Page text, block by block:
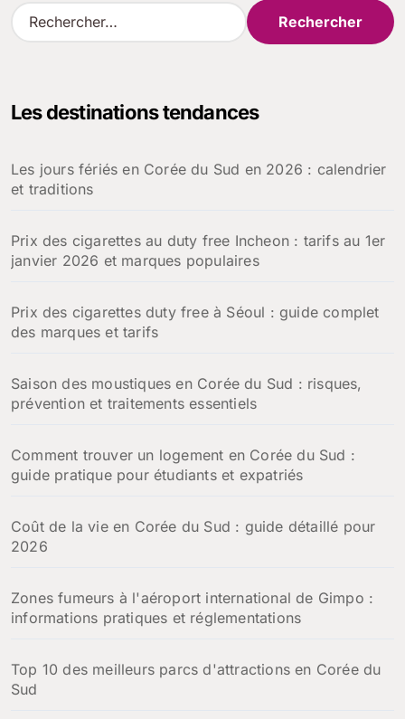
R
e
r
e
r
Les destinations tendances
Les jours fériés en Corée du Sud en 2026 : calendrier
et traditions
Prix des cigarettes au duty free Incheon : tarifs au 1er
janvier 2026 et marques populaires
Prix des cigarettes duty free à Séoul : guide complet
des marques et tarifs
Saison des moustiques en Corée du Sud : risques,
prévention et traitements essentiels
Comment trouver un logement en Corée du Sud :
guide pratique pour étudiants et expatriés
Coût de la vie en Corée du Sud : guide détaillé pour
2026
Zones fumeurs à l'aéroport international de Gimpo :
informations pratiques et réglementations
Top 10 des meilleurs parcs d'attractions en Corée du
Sud